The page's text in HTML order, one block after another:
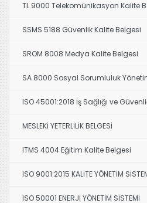
TL 9000 Telekomünikasyon Kalite
SSMS 5188 Güvenlik Kalite Belgesi
SROM 8008 Medya Kalite Belgesi
SA 8000 Sosyal Sorumluluk
ISO 45001:2018 İş Sağlığı ve
MESLEKİ YETERLİLİK BELGESİ
ITMS 4004 Eğitim Kalite Belgesi
ISO 9001:2015 KALİTE YÖNETİM
ISO 50001 ENERJİ YÖNETİM SİSTEMİ